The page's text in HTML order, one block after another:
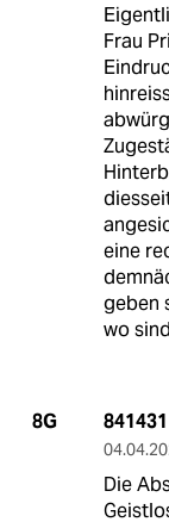
Frau
eine
geben
wo
8G
Die